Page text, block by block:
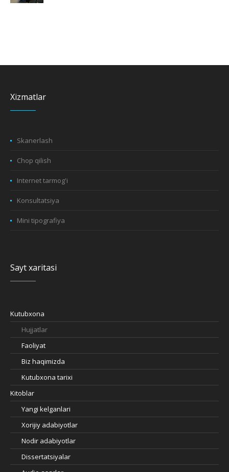
Xizmatlar
Skanerlash
Chop qilish
Internet tarmog'i
Konsultatsiya
Mini tipografiya
Sayt xaritasi
Kutubxona
Hujjatlar
Faoliyat
Biz haqimizda
Kutubxona tarixi
Kitoblar
Yangi kelganlari
Xorijiy adabiyotlar
Nodir adabiyotlar
Dissertatsiyalar